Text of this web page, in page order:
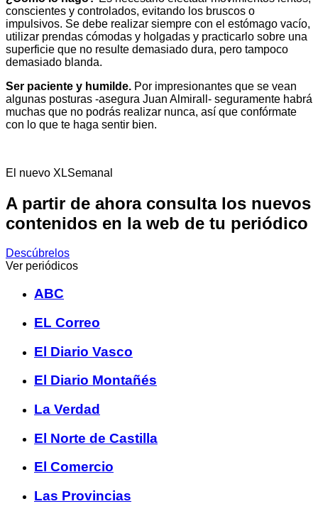
conscientes y controlados, evitando los bruscos o
impulsivos. Se debe realizar siempre con el estómago vacío,
utilizar prendas cómodas y holgadas y practicarlo sobre una
superficie que no resulte demasiado dura, pero tampoco
demasiado blanda.
Ser paciente y humilde. Por impresionantes que se vean
algunas posturas -asegura Juan Almirall- seguramente habrá
muchas que no podrás realizar nunca, así que confórmate
con lo que te haga sentir bien.
El nuevo XLSemanal
A partir de ahora consulta los nuevos
contenidos en la web de tu periódico
Descúbrelos
Ver periódicos
ABC
EL Correo
El Diario Vasco
El Diario Montañés
La Verdad
El Norte de Castilla
El Comercio
Las Provincias